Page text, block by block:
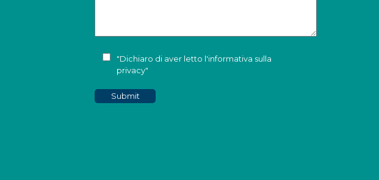
"Dichiaro di aver letto l'informativa sulla
privacy"